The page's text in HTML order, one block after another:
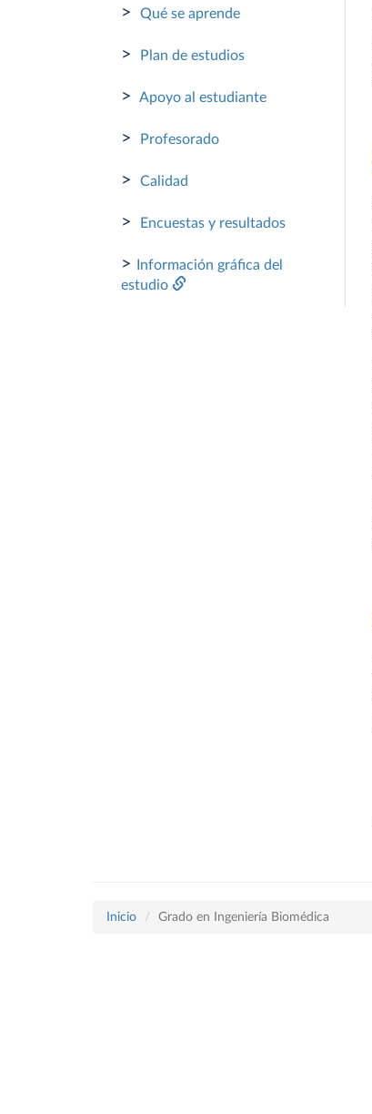
> Qué se aprende
> Plan de estudios
> Apoyo al estudiante
> Profesorado
> Calidad
> Encuestas y resultados
>
Información gráfica del
estudio
Inicio Grado en Ingeniería Biomédica